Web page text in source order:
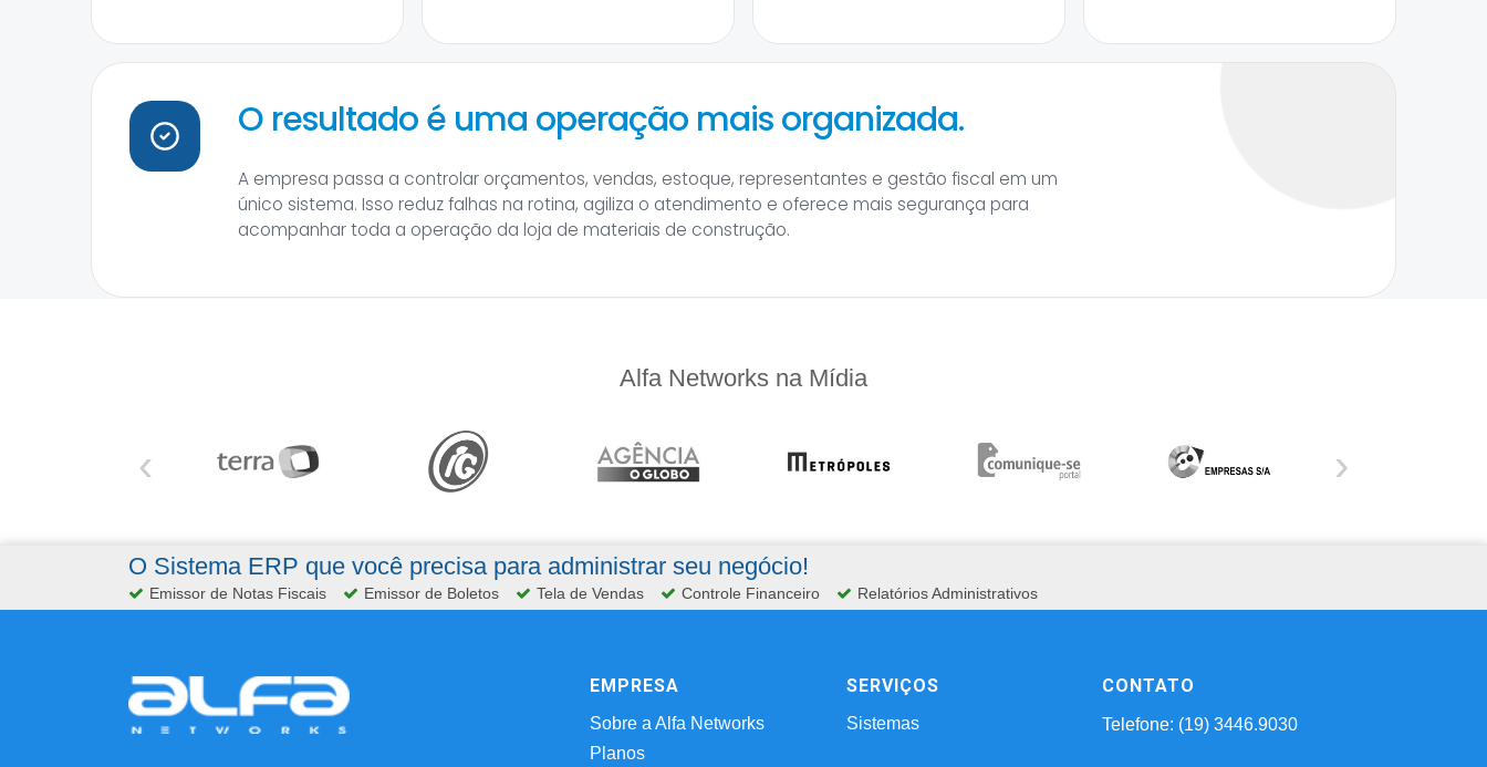
O resultado é uma operação mais organizada.
A empresa passa a controlar orçamentos, vendas, estoque, representantes e gestão fiscal em um
único sistema. Isso reduz falhas na rotina, agiliza o atendimento e oferece mais segurança para
acompanhar toda a operação da loja de materiais de construção.
Alfa Networks na Mídia
‹ ›
O Sistema ERP que você precisa para administrar seu negócio!
Emissor de Notas Fiscais Emissor de Boletos Tela de Vendas Controle Financeiro Relatórios Administrativos
EMPRESA
Sobre a Alfa Networks
Planos
SERVIÇOS
Sistemas
CONTATO
Telefone: (19) 3446.9030